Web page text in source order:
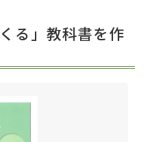
教師用参考書
る」教科書を作